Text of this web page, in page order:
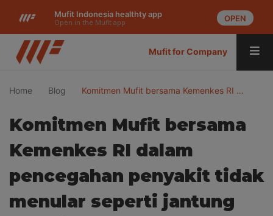
Mufit Indonesia healthty app
Open in the Mufit app OPEN
Mufit for Company
Home Blog Komitmen Mufit bersama Kemenkes RI …
Komitmen Mufit bersama
Kemenkes RI dalam
pencegahan penyakit tidak
menular seperti jantung